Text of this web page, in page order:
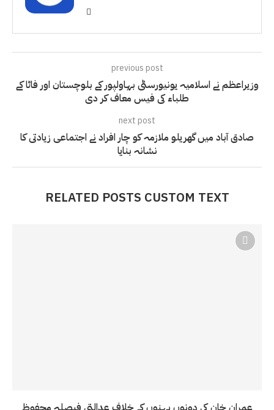
previous post
وزیراعظم نے اسلامیہ یونیورسٹی بہاولپور کے بلوچستان اور فاٹا کے
طلباء کی فیس معاف کر دی
next post
صادق آباد میں گھریلو ملازمہ کو چار افراد نے اجتماعی زیادتی کا
نشانہ بنایا
RELATED POSTS CUSTOM TEXT